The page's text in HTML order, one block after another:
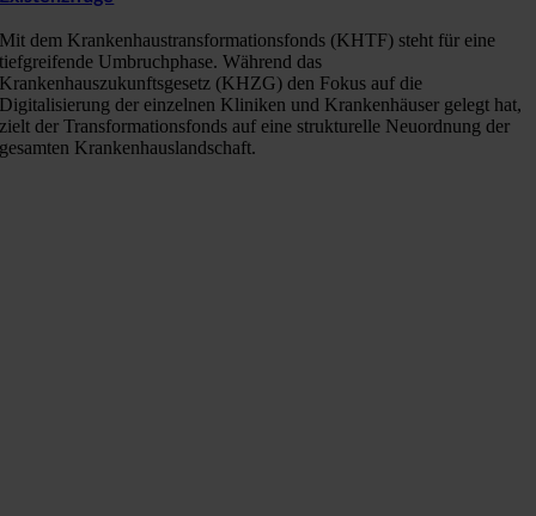
Mit dem Krankenhaustransformationsfonds (KHTF) steht für eine
tiefgreifende Umbruchphase. Während das
Krankenhauszukunftsgesetz (KHZG) den Fokus auf die
Digitalisierung der einzelnen Kliniken und Krankenhäuser gelegt hat,
zielt der Transformationsfonds auf eine strukturelle Neuordnung der
gesamten Krankenhauslandschaft.